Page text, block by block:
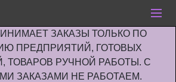
ЗАКАЗЫ ТОЛЬКО ПО
ПРЕДПРИЯТИЙ, ГОТОВЫХ
ТОВАРОВ РУЧНОЙ РАБОТЫ. С
ЗАКАЗАМИ НЕ РАБОТАЕМ.